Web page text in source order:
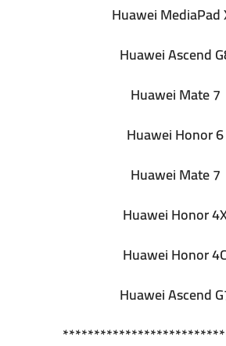
Huawei MediaPad
Huawei Ascend
Huawei Mate 7
Huawei Honor 6
Huawei Mate 7
Huawei Honor
Huawei Honor 4C
Huawei Ascend